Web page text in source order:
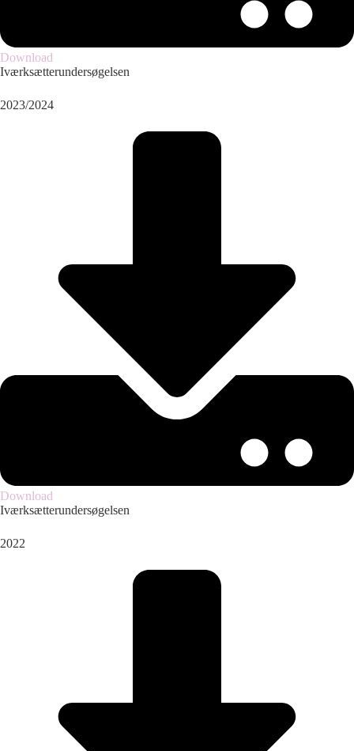
Download
Iværksætterundersøgelsen
2023/2024
Download
Iværksætterundersøgelsen
2022